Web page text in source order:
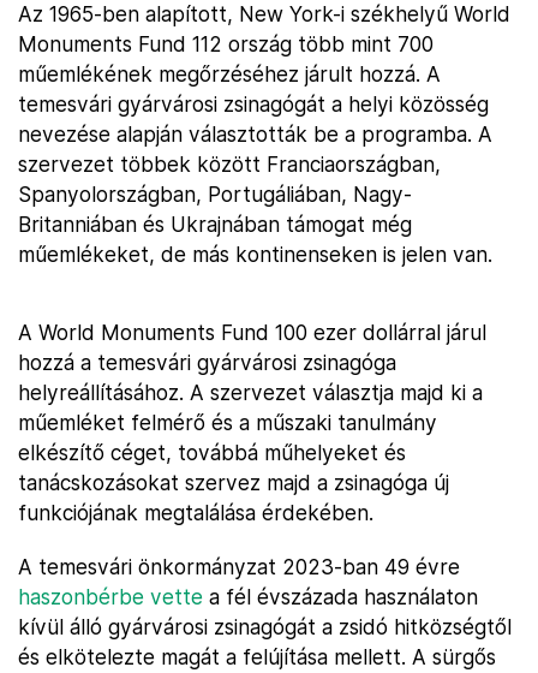
Az 1965-ben alapított, New York-i székhelyű World
Monuments Fund 112 ország több mint 700
műemlékének megőrzéséhez járult hozzá. A
temesvári gyárvárosi zsinagógát a helyi közösség
nevezése alapján választották be a programba. A
szervezet többek között Franciaországban,
Spanyolországban, Portugáliában, Nagy-
Britanniában és Ukrajnában támogat még
műemlékeket, de más kontinenseken is jelen van.
A World Monuments Fund 100 ezer dollárral járul
hozzá a temesvári gyárvárosi zsinagóga
helyreállításához. A szervezet választja majd ki a
műemléket felmérő és a műszaki tanulmány
elkészítő céget, továbbá műhelyeket és
tanácskozásokat szervez majd a zsinagóga új
funkciójának megtalálása érdekében.
A temesvári önkormányzat 2023-ban 49 évre
haszonbérbe vette a fél évszázada használaton
kívül álló gyárvárosi zsinagógát a zsidó hitközségtől
és elkötelezte magát a felújítása mellett. A sürgős